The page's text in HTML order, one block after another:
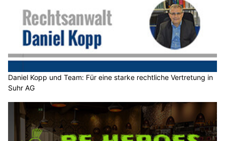
Daniel Kopp und Team: Für eine starke rechtliche Vertretung in
Suhr AG